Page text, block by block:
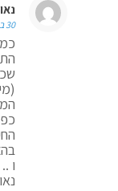
30 ביולי 2019 בשעה 10:45
ו